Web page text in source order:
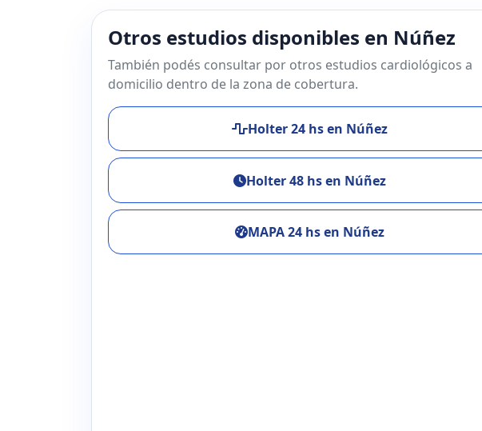
Otros estudios disponibles en Núñez
También podés consultar por otros estudios cardiológicos a
domicilio dentro de la zona de cobertura.
Holter 24 hs en Núñez
Holter 48 hs en Núñez
MAPA 24 hs en Núñez